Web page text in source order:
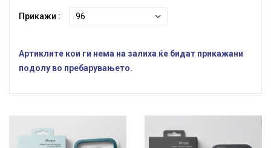
Прикажи :
Артиклите кои ги нема на залиха ќе бидат прикажани
подолу во пребарувањето.